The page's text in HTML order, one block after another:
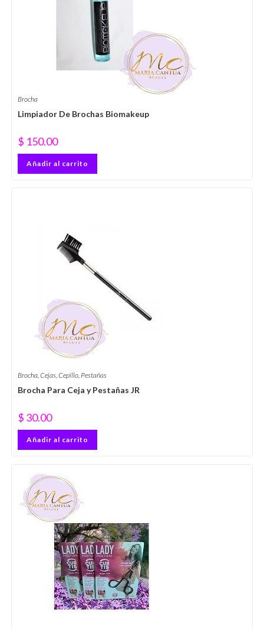
Brocha
Limpiador De Brochas Biomakeup
$ 150.00
Añadir al carrito
Brocha,Cejas,Cepillo, Pestañas
Brocha Para Ceja y Pestañas JR
$ 30.00
Añadir al carrito